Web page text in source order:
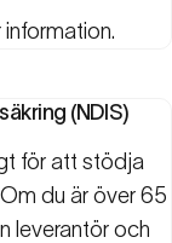
information.
(NDIS)
för att stödja
du är över 65
leverantör och